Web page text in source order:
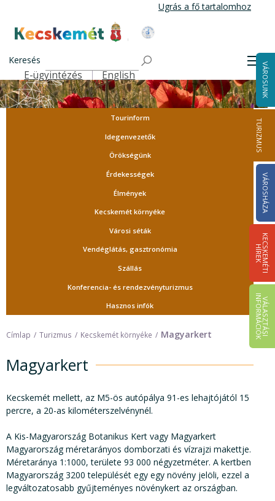
tartalomra
Ugrás a fő tartalomhoz
Kecskemét Város Honlapja
Keresés
Felső navigáció
E-ügyintézés English VÁROSUNK
TURIZMUS
VÁROSHÁZA
K
E
C
S
K
E
M
É
T
I
HÍ
R
E
K
V
Á
L
A
S
Z
T
Á
S
I
IN
F
O
R
M
Á
C
I
Ó
K
Tourinform
Idegenvezetők
Örökségünk
Érdekességek
Élmények
Kecskemét környéke
Városi séták
Vendéglátás, gasztronómia
Szállás
Konferencia- és rendezvényturizmus
Hasznos infók
Címlap Turizmus Kecskemét környéke Magyarkert
Magyarkert
Kecskemét mellett, az M5-ös autópálya 91-es lehajtójától 15
percre, a 20-as kilométerszelvénynél.
A Kis-Magyarország Botanikus Kert vagy Magyarkert
Magyarország méretarányos domborzati és vízrajzi makettje.
Méretaránya 1:1000, területe 93 000 négyzetméter. A kertben
Magyarország 3200 települését egy egy növény jelöli, ezzel a
legváltozatosabb gyűjteményes növénykert az országban.